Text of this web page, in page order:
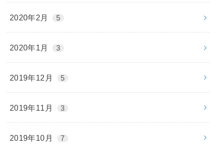
2020年2月 5
2020年1月 3
2019年12月 5
2019年11月 3
2019年10月 7